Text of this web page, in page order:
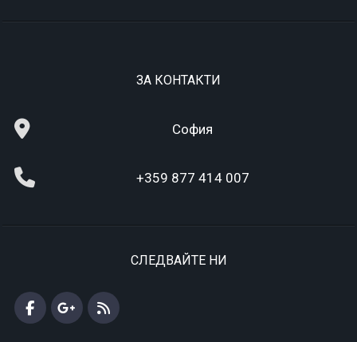
ЗА КОНТАКТИ
София
+359 877 414 007
СЛЕДВАЙТЕ НИ